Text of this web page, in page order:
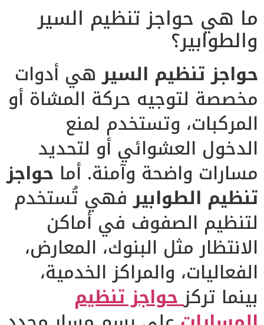
ما هي حواجز تنظيم السير
والطوابير؟
حواجز تنظيم السيرهي أدوات
مخصصة لتوجيه حركة المشاة أو
المركبات، وتستخدم لمنع
الدخول العشوائي أو لتحديد
مسارات واضحة وآمنة. أما حواجز
تنظيم الطوابيرفهي تُستخدم
لتنظيم الصفوف في أماكن
الانتظار مثل البنوك، المعارض،
الفعاليات، والمراكز الخدمية،
بينما تركزحواجز تنظيم